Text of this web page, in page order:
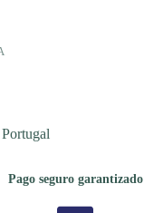
Pago seguro garantizado